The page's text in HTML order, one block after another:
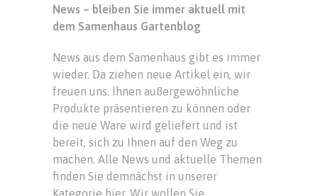
News – bleiben Sie immer aktuell mit
dem Samenhaus Gartenblog
News aus dem Samenhaus gibt es immer
wieder. Da ziehen neue Artikel ein, wir
freuen uns. Ihnen außergewöhnliche
Produkte präsentieren zu können oder
die neue Ware wird geliefert und ist
bereit, sich zu Ihnen auf den Weg zu
machen. Alle News und aktuelle Themen
finden Sie demnächst in unserer
Kategorie hier. Wir wollen Sie